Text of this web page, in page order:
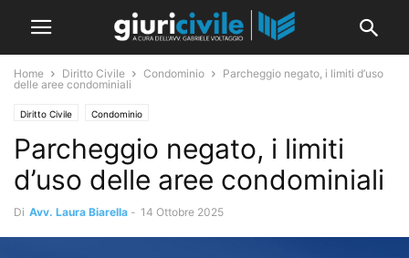
Home Diritto Civile Condominio
Parcheggio negato, i limiti d’uso
delle aree condominiali
Diritto Civile Condominio
Parcheggio negato, i limiti
d’uso delle aree condominiali
Di Avv. Laura Biarella - 14 Ottobre 2025